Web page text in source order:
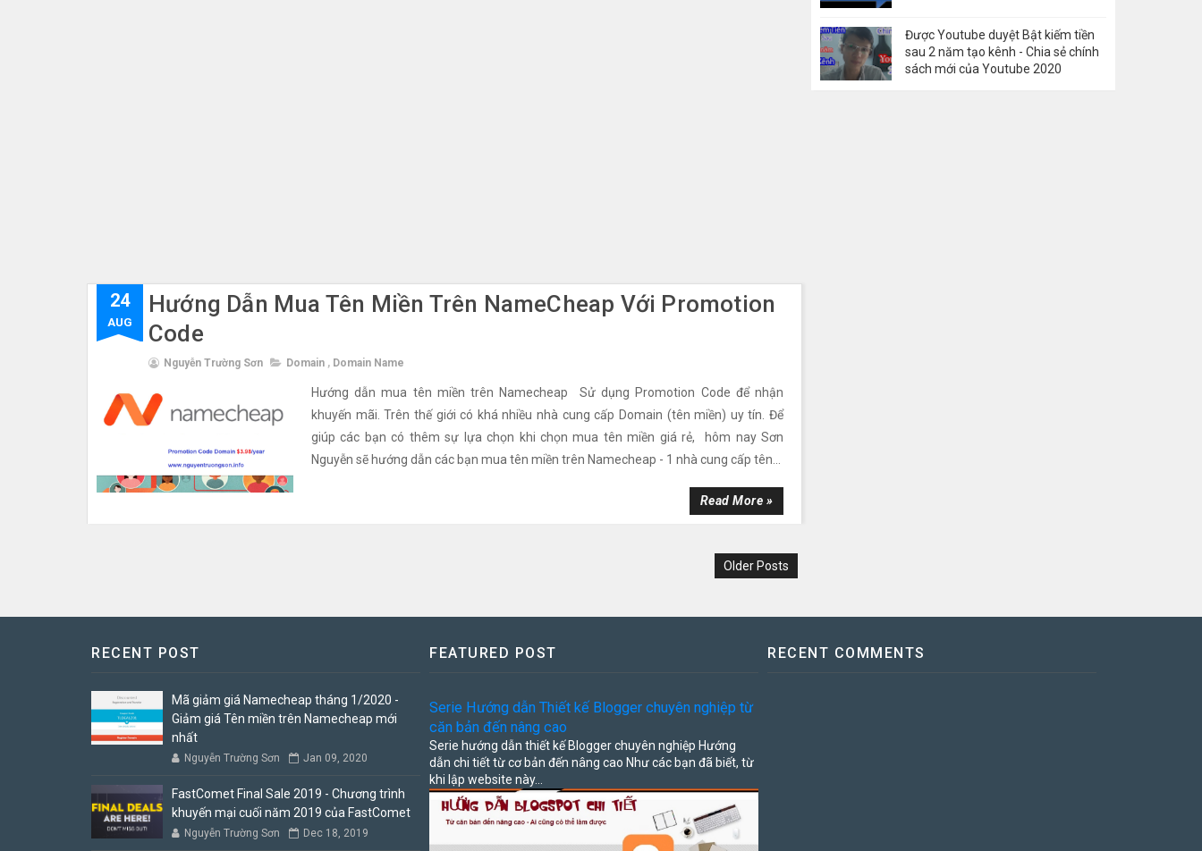
24
AUG
Hướng Dẫn Mua Tên Miền Trên NameCheap Với Promotion
Code
Nguyễn Trường Sơn Domain , Domain Name
Hướng dẫn mua tên miền trên Namecheap Sử dụng Promotion Code để nhận
khuyến mãi. Trên thế giới có khá nhiều nhà cung cấp Domain (tên miền) uy tín. Để
giúp các bạn có thêm sự lựa chọn khi chọn mua tên miền giá rẻ, hôm nay Sơn
Nguyễn sẽ hướng dẫn các bạn mua tên miền trên Namecheap - 1 nhà cung cấp tên...
Read More »
Older Posts
Được Youtube duyệt Bật kiếm tiền
sau 2 năm tạo kênh - Chia sẻ chính
sách mới của Youtube 2020
RECENT POST
Mã giảm giá Namecheap tháng 1/2020 -
Giảm giá Tên miền trên Namecheap mới
nhất
Nguyễn Trường Sơn Jan 09, 2020
FastComet Final Sale 2019 - Chương trình
khuyến mại cuối năm 2019 của FastComet
Nguyễn Trường Sơn Dec 18, 2019
FEATURED POST
Serie Hướng dẫn Thiết kế Blogger chuyên nghiệp từ
căn bản đến nâng cao
Serie hướng dẫn thiết kế Blogger chuyên nghiệp Hướng
dẫn chi tiết từ cơ bản đến nâng cao Như các bạn đã biết, từ
khi lập website này...
RECENT COMMENTS